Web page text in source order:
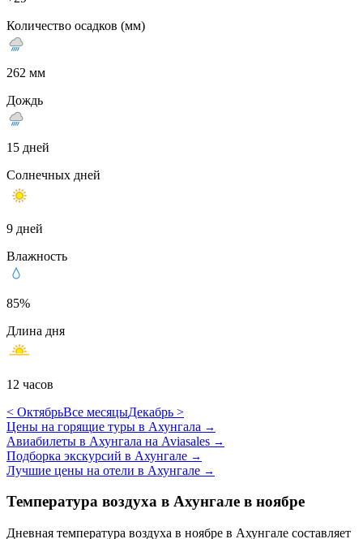
Количество осадков (мм)
262 мм
Дождь
15 дней
Солнечных дней
9 дней
Влажность
85%
Длина дня
12 часов
< ОктябрьВсе месяцыДекабрь >
Цены на горящие туры в Ахунгала →
Авиабилеты в Ахунгала на Aviasales →
Подборка экскурсий в Ахунгале →
Лучшие цены на отели в Ахунгале →
Температура воздуха в Ахунгале в ноябре
Дневная температура воздуха в ноябре в Ахунгале составляет